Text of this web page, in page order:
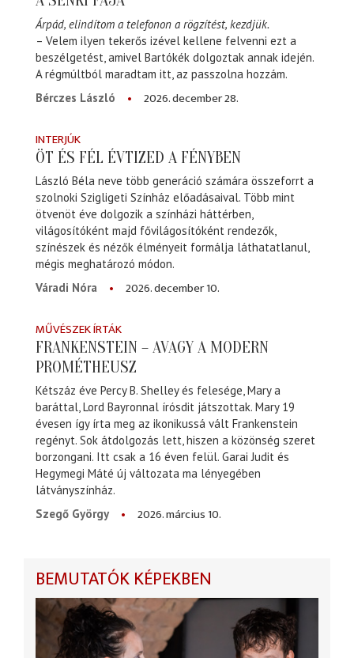
Árpád, elindítom a telefonon a rögzítést, kezdjük.
– Velem ilyen tekerős izével kellene felvenni ezt a
beszélgetést, amivel Bartókék dolgoztak annak idején.
A régmúltból maradtam itt, az passzolna hozzám.
Bérczes László
2026. december 28.
INTERJÚK
ÖT ÉS FÉL ÉVTIZED A FÉNYBEN
László Béla neve több generáció számára összeforrt a
szolnoki Szigligeti Színház előadásaival. Több mint
ötvenöt éve dolgozik a színházi háttérben,
világosítóként majd fővilágosítóként rendezők,
színészek és nézők élményeit formálja láthatatlanul,
mégis meghatározó módon.
Váradi Nóra
2026. december 10.
MŰVÉSZEK ÍRTÁK
FRANKENSTEIN – AVAGY A MODERN
PROMÉTHEUSZ
Kétszáz éve Percy B. Shelley és felesége, Mary a
baráttal, Lord Bayronnal írósdit játszottak. Mary 19
évesen így írta meg az ikonikussá vált Frankenstein
regényt. Sok átdolgozás lett, hiszen a közönség szeret
borzongani. Itt csak a 16 éven felül. Garai Judit és
Hegymegi Máté új változata ma lényegében
látványszínház.
Szegő György
2026. március 10.
BEMUTATÓK KÉPEKBEN